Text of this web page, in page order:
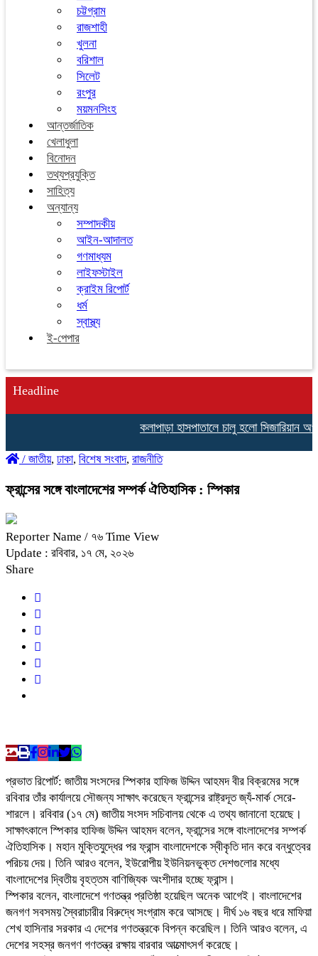
চট্টগ্রাম
রাজশাহী
খুলনা
বরিশাল
সিলেট
রংপুর
ময়মনসিংহ
আন্তর্জাতিক
খেলাধুলা
বিনোদন
তথ্যপ্রযুক্তি
সাহিত্য
অন্যান্য
সম্পাদকীয়
আইন-আদালত
গণমাধ্যম
লাইফস্টাইল
ক্রাইম রিপোর্ট
ধর্ম
স্বাস্থ্য
ই-পেপার
Headline
কলাপাড়া হাসপাতালে চালু হলো সিজারিয়ান
/ জাতীয়, ঢাকা, বিশেষ সংবাদ, রাজনীতি
ফ্রান্সের সঙ্গে বাংলাদেশের সম্পর্ক ঐতিহাসিক : স্পিকার
Reporter Name / ৭৬ Time View
Update : রবিবার, ১৭ মে, ২০২৬
Share
প্রভাত রিপোর্ট: জাতীয় সংসদের স্পিকার হাফিজ উদ্দিন আহমদ বীর বিক্রমের সঙ্গে
রবিবার তাঁর কার্যালয়ে সৌজন্য সাক্ষাৎ করেছেন ফ্রান্সের রাষ্ট্রদূত জ্যঁ-মার্ক সেরে-
শারলে। রবিবার (১৭ মে) জাতীয় সংসদ সচিবালয় থেকে এ তথ্য জানানো হয়েছে।
সাক্ষাৎকালে স্পিকার হাফিজ উদ্দিন আহমদ বলেন, ফ্রান্সের সঙ্গে বাংলাদেশের সম্পর্ক
ঐতিহাসিক। মহান মুক্তিযুদ্ধের পর ফ্রান্স বাংলাদেশকে স্বীকৃতি দান করে বন্ধুত্বের
পরিচয় দেয়। তিনি আরও বলেন, ইউরোপীয় ইউনিয়নভুক্ত দেশগুলোর মধ্যে
বাংলাদেশের দ্বিতীয় বৃহত্তম বাণিজ্যিক অংশীদার হচ্ছে ফ্রান্স।
স্পিকার বলেন, বাংলাদেশে গণতন্ত্র প্রতিষ্ঠা হয়েছিল অনেক আগেই। বাংলাদেশের
জনগণ সবসময় স্বৈরাচারীর বিরুদ্ধে সংগ্রাম করে আসছে। দীর্ঘ ১৬ বছর ধরে মাফিয়া
শেখ হাসিনার সরকার এ দেশের গণতন্ত্রকে বিপন্ন করেছিল। তিনি আরও বলেন, এ
দেশের সহস্র জনগণ গণতন্ত্র রক্ষায় বারবার আত্মোৎসর্গ করেছে।